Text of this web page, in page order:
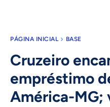
PÁGINA INICIAL BASE
Cruzeiro
empréstimo
América-MG;